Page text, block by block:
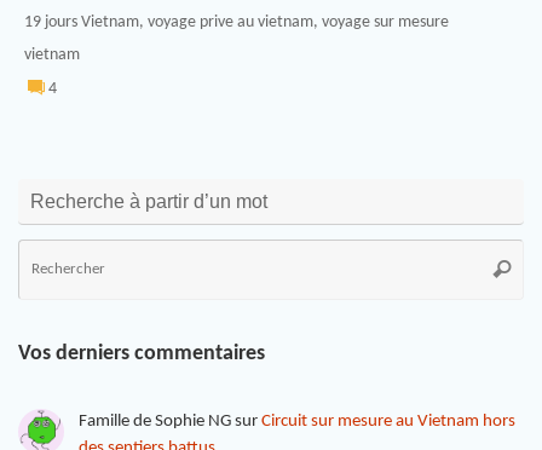
19 jours Vietnam, voyage prive au vietnam, voyage sur mesure
vietnam
4
Recherche à partir d’un mot
Vos derniers commentaires
Famille de Sophie NGsur Circuit sur mesure au Vietnam hors